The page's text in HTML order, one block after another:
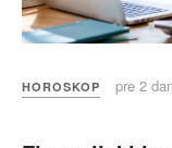
HOROSKOP pre 2